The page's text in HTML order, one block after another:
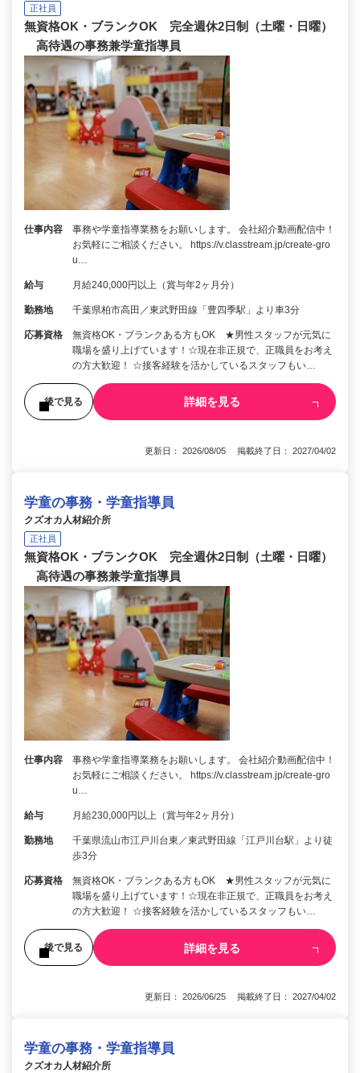
正社員
無資格OK・ブランクOK 完全週休2日制（土曜・日曜）
高待遇の事務兼学童指導員
仕事内容
事務や学童指導業務をお願いします。 会社紹介動画配信中！
お気軽にご相談ください。 https://v.classtream.jp/create-gro
u…
給与 月給240,000円以上（賞与年2ヶ月分）
勤務地 千葉県柏市高田／東武野田線「豊四季駅」より車3分
応募資格
無資格OK・ブランクある方もOK ★男性スタッフが元気に
職場を盛り上げています！☆現在非正規で、正職員をお考え
の方大歓迎！ ☆接客経験を活かしているスタッフもい…
後で見る 詳細を見る
更新日： 2026/08/05 掲載終了日： 2027/04/02
学童の事務・学童指導員
クズオカ人材紹介所
正社員
無資格OK・ブランクOK 完全週休2日制（土曜・日曜）
高待遇の事務兼学童指導員
仕事内容
事務や学童指導業務をお願いします。 会社紹介動画配信中！
お気軽にご相談ください。 https://v.classtream.jp/create-gro
u…
給与 月給230,000円以上（賞与年2ヶ月分）
勤務地
千葉県流山市江戸川台東／東武野田線「江戸川台駅」より徒
歩3分
応募資格
無資格OK・ブランクある方もOK ★男性スタッフが元気に
職場を盛り上げています！☆現在非正規で、正職員をお考え
の方大歓迎！ ☆接客経験を活かしているスタッフもい…
後で見る 詳細を見る
更新日： 2026/06/25 掲載終了日： 2027/04/02
学童の事務・学童指導員
クズオカ人材紹介所